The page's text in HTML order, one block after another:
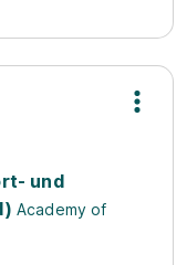
und
Academy of